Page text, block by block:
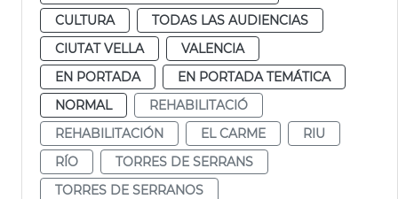
CULTURA
TODAS LAS AUDIENCIAS
CIUTAT VELLA
VALENCIA
EN PORTADA
EN PORTADA TEMÁTICA
NORMAL
REHABILITACIÓ
REHABILITACIÓN
EL CARME
RIU
RÍO
TORRES DE SERRANS
TORRES DE SERRANOS